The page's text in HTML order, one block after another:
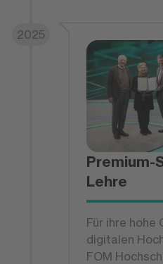
2025
Premium-
Lehre
Für ihre hohe
digitalen
FOM